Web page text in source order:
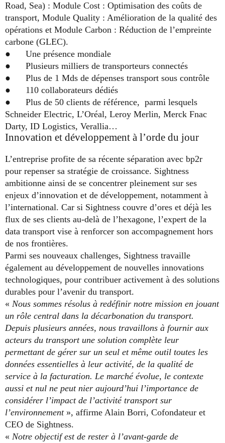
Road, Sea) : Module Cost : Optimisation des coûts de
transport, Module Quality : Amélioration de la qualité des
opérations et Module Carbon : Réduction de l’empreinte
carbone (GLEC).
● Une présence mondiale
● Plusieurs milliers de transporteurs connectés
● Plus de 1 Mds de dépenses transport sous contrôle
● 110 collaborateurs dédiés
● Plus de 50 clients de référence, parmi lesquels
Schneider Electric, L’Oréal, Leroy Merlin, Merck Fnac
Darty, ID Logistics, Verallia…
Innovation et développement à l’orde du jour
L’entreprise profite de sa récente séparation avec bp2r
pour repenser sa stratégie de croissance. Sightness
ambitionne ainsi de se concentrer pleinement sur ses
enjeux d’innovation et de développement, notamment à
l’international. Car si Sightness couvre d’ores et déjà les
flux de ses clients au-delà de l’hexagone, l’expert de la
data transport vise à renforcer son accompagnement hors
de nos frontières.
Parmi ses nouveaux challenges, Sightness travaille
également au développement de nouvelles innovations
technologiques, pour contribuer activement à des solutions
durables pour l’avenir du transport.
« Nous sommes résolus à redéfinir notre mission en jouant
un rôle central dans la décarbonation du transport.
Depuis plusieurs années, nous travaillons à fournir aux
acteurs du transport une solution complète leur
permettant de gérer sur un seul et même outil toutes les
données essentielles à leur activité, de la qualité de
service à la facturation. Le marché évolue, le contexte
aussi et nul ne peut nier aujourd’hui l’importance de
considérer l’impact de l’activité transport sur
l’environnement», affirme Alain Borri, Cofondateur et
CEO de Sightness.
« Notre objectif est de rester à l’avant-garde de